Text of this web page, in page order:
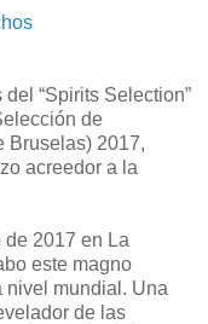
“Spirits Selection”
de
Bruselas) 2017,
acreedor a la
de 2017 en La
este magno
nivel mundial. Una
de las